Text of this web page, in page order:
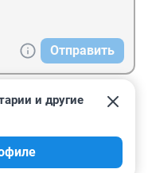
Отправить
пару часов, этого
не отнять!)))
и другие